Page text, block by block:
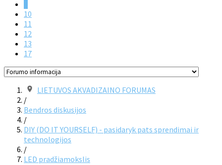
10
11
12
13
17
LIETUVOS AKVADIZAINO FORUMAS
/
Bendros diskusijos
/
DIY (DO IT YOURSELF) - pasidaryk pats sprendimai ir
technologijos
/
LED pradžiamokslis